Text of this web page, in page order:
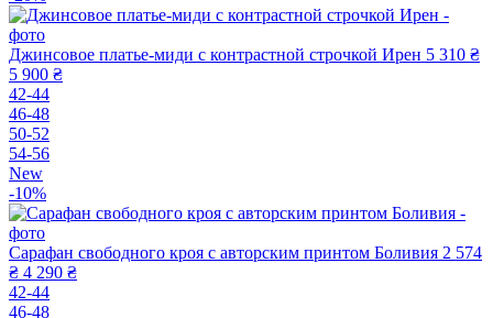
Джинсовое платье-миди с контрастной строчкой Ирен 5 310 ₴
5 900 ₴
42-44
46-48
50-52
54-56
New
-10%
Сарафан свободного кроя с авторским принтом Боливия 2 574
₴ 4 290 ₴
42-44
46-48